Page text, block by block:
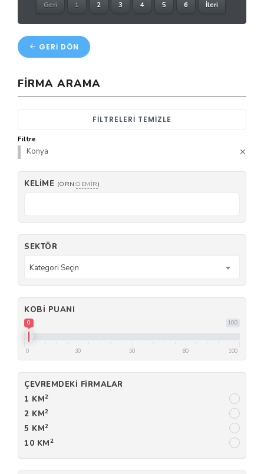
Geri 1 2 3 4 5 6 İleri
GERI DÖN
FIRMA ARAMA
FILTRELERI TEMIZLE
Filtre
Konya
KELIME (ÖRN:DEMIR)
SEKTÖR
Kategori Seçin
KOBI PUANI
100
0
0 30 50 80 100
ÇEVREMDEKI FIRMALAR
1 KM2
2 KM2
5 KM2
10 KM2